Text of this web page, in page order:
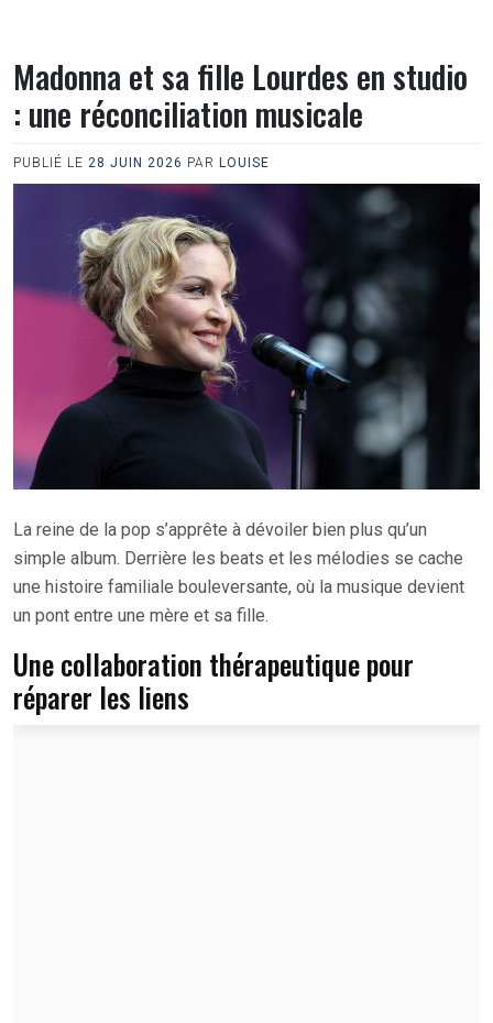
Madonna et sa fille Lourdes en studio
: une réconciliation musicale
PUBLIÉ LE 28 JUIN 2026 PAR LOUISE
La reine de la pop s’apprête à dévoiler bien plus qu’un
simple album. Derrière les beats et les mélodies se cache
une histoire familiale bouleversante, où la musique devient
un pont entre une mère et sa fille.
Une collaboration thérapeutique pour
réparer les liens